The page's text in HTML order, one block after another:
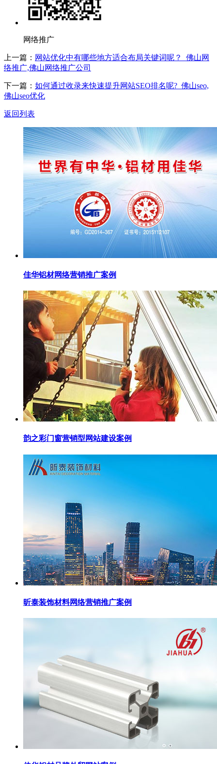
网络推广
上一篇： 网站优化中有哪些地方适合布局关键词呢？_佛山网
络推广,佛山网络推广公司
下一篇： 如何通过收录来快速提升网站SEO排名呢?_佛山seo,
佛山seo优化
返回列表
佳华铝材网络营销推广案例
韵之彩门窗营销型网站建设案例
昕泰装饰材料网络营销推广案例